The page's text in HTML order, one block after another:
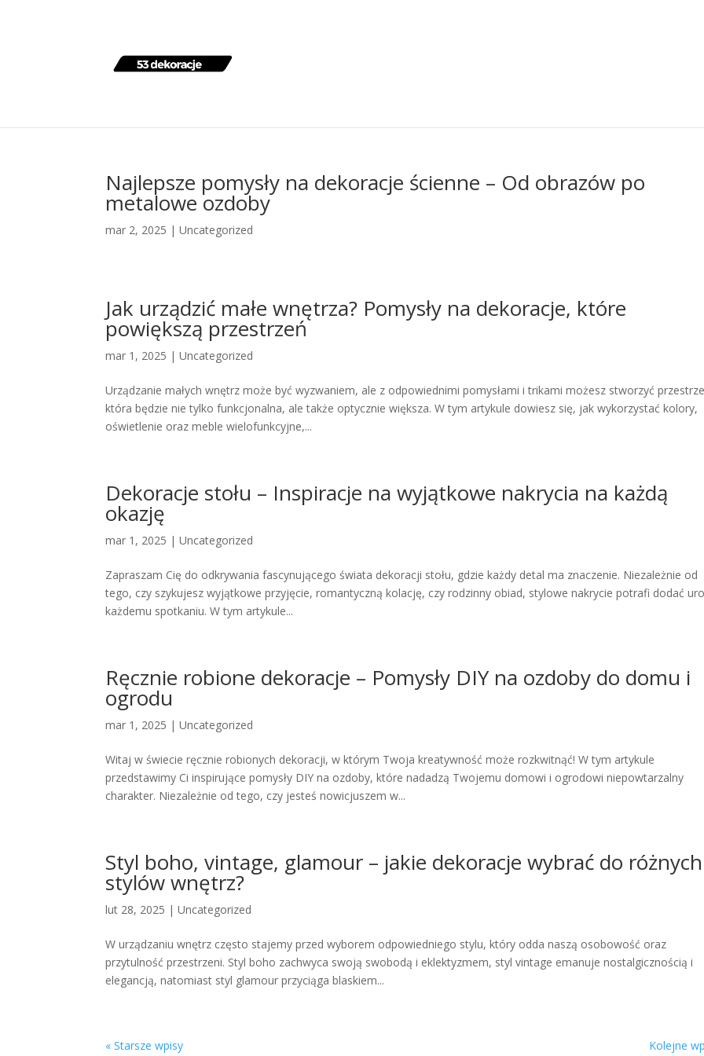
Najlepsze pomysły na dekoracje ścienne – Od obrazów po
metalowe ozdoby
mar 2, 2025 |Uncategorized
Jak urządzić małe wnętrza? Pomysły na dekoracje, które
powiększą przestrzeń
mar 1, 2025 |Uncategorized
Urządzanie małych wnętrz może być wyzwaniem, ale z odpowiednimi pomysłami i trikami możesz stworzyć
która będzie nie tylko funkcjonalna, ale także optycznie większa. W tym artykule dowiesz się, jak wykorzystać kolory,
oświetlenie oraz meble wielofunkcyjne,...
Dekoracje stołu – Inspiracje na wyjątkowe nakrycia na każdą
okazję
mar 1, 2025 |Uncategorized
Zapraszam Cię do odkrywania fascynującego świata dekoracji stołu, gdzie każdy detal ma znaczenie. Niezależnie od
tego, czy szykujesz wyjątkowe przyjęcie, romantyczną kolację, czy rodzinny obiad, stylowe nakrycie potrafi dodać
każdemu spotkaniu. W tym artykule...
Ręcznie robione dekoracje – Pomysły DIY na ozdoby do domu i
ogrodu
mar 1, 2025 |Uncategorized
Witaj w świecie ręcznie robionych dekoracji, w którym Twoja kreatywność może rozkwitnąć! W tym artykule
przedstawimy Ci inspirujące pomysły DIY na ozdoby, które nadadzą Twojemu domowi i ogrodowi niepowtarzalny
charakter. Niezależnie od tego, czy jesteś nowicjuszem w...
Styl boho, vintage, glamour – jakie dekoracje wybrać do różnych
stylów wnętrz?
lut 28, 2025 |Uncategorized
W urządzaniu wnętrz często stajemy przed wyborem odpowiedniego stylu, który odda naszą osobowość oraz
przytulność przestrzeni. Styl boho zachwyca swoją swobodą i eklektyzmem, styl vintage emanuje nostalgicznością i
elegancją, natomiast styl glamour przyciąga blaskiem...
« Starsze wpisy Kolejne